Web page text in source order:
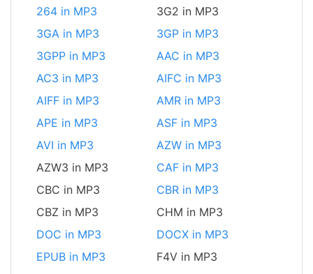
264 in MP3
3G2 in MP3
3GA in MP3
3GP in MP3
3GPP in MP3
AAC in MP3
AC3 in MP3
AIFC in MP3
AIFF in MP3
AMR in MP3
APE in MP3
ASF in MP3
AVI in MP3
AZW in MP3
AZW3 in MP3
CAF in MP3
CBC in MP3
CBR in MP3
CBZ in MP3
CHM in MP3
DOC in MP3
DOCX in MP3
EPUB in MP3
F4V in MP3